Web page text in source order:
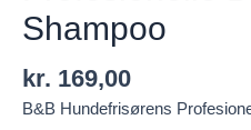
Shampoo
kr. 169,00
B&B Hundefrisørens